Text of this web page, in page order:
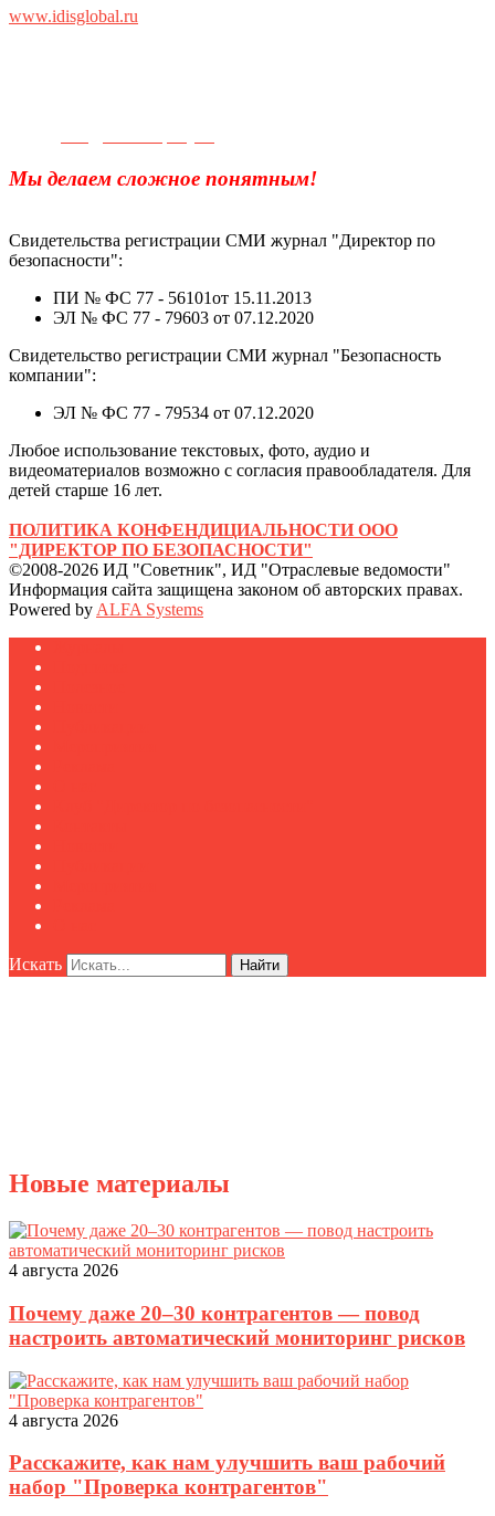
www.idisglobal.ru
Мы делаем сложное понятным!
Свидетельства регистрации СМИ журнал "Директор по
безопасности":
ПИ № ФС 77 - 56101от 15.11.2013
ЭЛ № ФС 77 - 79603 от 07.12.2020
Свидетельство регистрации СМИ журнал "Безопасность
компании":
ЭЛ № ФС 77 - 79534 от 07.12.2020
Любое использование текстовых, фото, аудио и
видеоматериалов возможно с согласия правообладателя. Для
детей старше 16 лет.
ПОЛИТИКА КОНФЕНДИЦИАЛЬНОСТИ ООО
"ДИРЕКТОР ПО БЕЗОПАСНОСТИ"
©2008-2026 ИД "Советник", ИД "Отраслевые ведомости"
Информация сайта защищена законом об авторских правах.
Powered by ALFA Systems
Искать Найти
Новые материалы
4 августа 2026
Почему даже 20–30 контрагентов — повод
настроить автоматический мониторинг рисков
4 августа 2026
Расскажите, как нам улучшить ваш рабочий
набор "Проверка контрагентов"